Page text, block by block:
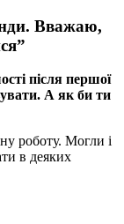
Вважаю,
після першої
А як би ти
роботу. Могли і
в деяких